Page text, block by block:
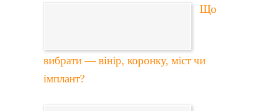
Що
вибрати — вінір, коронку, міст чи
імплант?